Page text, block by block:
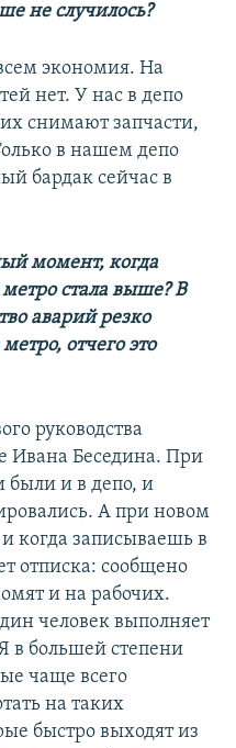
не случилось?
экономия. На
нет. У нас в депо
снимают запчасти,
в нашем депо
бардак сейчас в
момент, когда
стала выше? В
аварий резко
отчего это
руководства
Ивана Беседина. При
были и в депо, и
А при новом
когда записываешь в
отписка: сообщено
и на рабочих.
человек выполняет
в большей степени
чаще всего
на таких
быстро выходят из